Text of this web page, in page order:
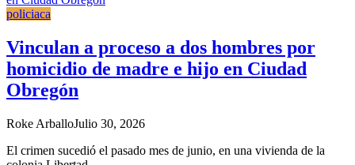
policiaca
Vinculan a proceso a dos hombres por
homicidio de madre e hijo en Ciudad
Obregón
Roke ArballoJulio 30, 2026
El crimen sucedió el pasado mes de junio, en una vivienda de la